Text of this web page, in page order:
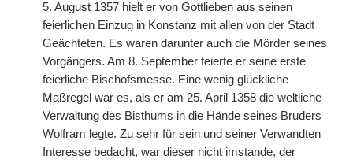
5. August 1357 hielt er von Gottlieben aus seinen
feierlichen Einzug in Konstanz mit allen von der Stadt
Geächteten. Es waren darunter auch die Mörder seines
Vorgängers. Am 8. September feierte er seine erste
feierliche Bischofsmesse. Eine wenig glückliche
Maßregel war es, als er am 25. April 1358 die weltliche
Verwaltung des Bisthums in die Hände seines Bruders
Wolfram legte. Zu sehr für sein und seiner Verwandten
Interesse bedacht, war dieser nicht imstande, der